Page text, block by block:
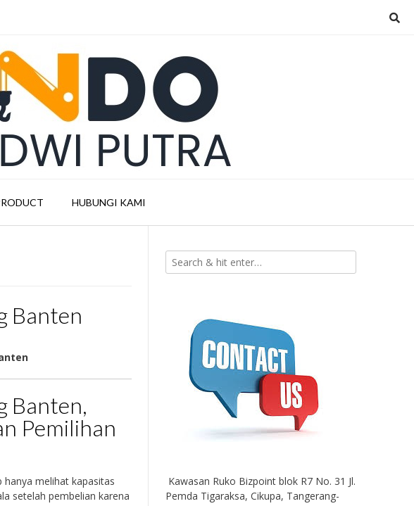
HUBUNGI KAMI
Banten
Banten,
Pemilihan
melihat kapasitas
setelah pembelian karena
Kawasan Ruko Bizpoint blok R7 No. 31 Jl.
Pemda Tigaraksa, Cikupa, Tangerang-